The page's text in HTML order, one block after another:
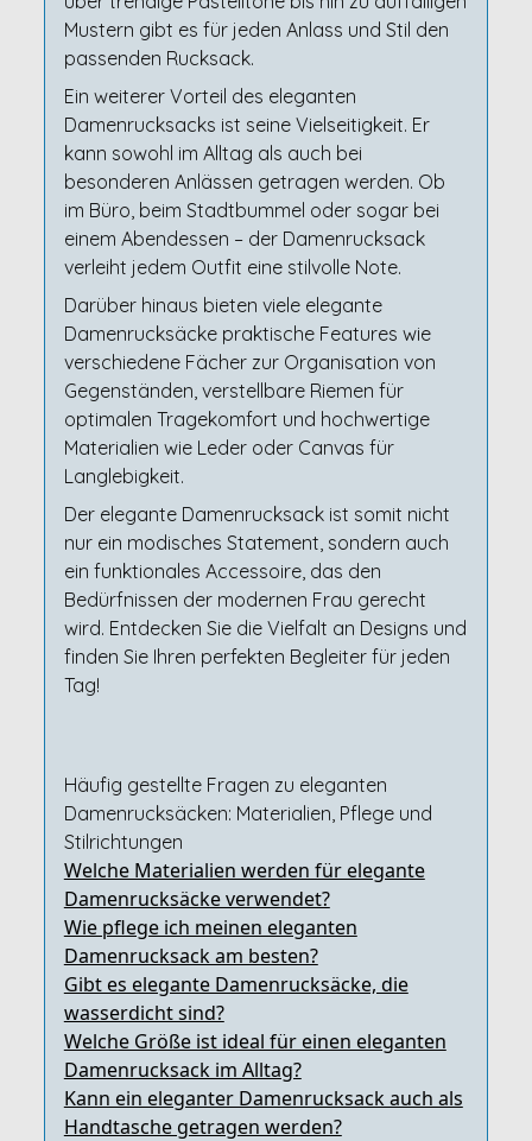
Mustern gibt es für jeden Anlass und Stil den
passenden Rucksack.
Ein weiterer Vorteil des eleganten
Damenrucksacks ist seine Vielseitigkeit. Er
kann sowohl im Alltag als auch bei
besonderen Anlässen getragen werden. Ob
im Büro, beim Stadtbummel oder sogar bei
einem Abendessen – der Damenrucksack
verleiht jedem Outfit eine stilvolle Note.
Darüber hinaus bieten viele elegante
Damenrucksäcke praktische Features wie
verschiedene Fächer zur Organisation von
Gegenständen, verstellbare Riemen für
optimalen Tragekomfort und hochwertige
Materialien wie Leder oder Canvas für
Langlebigkeit.
Der elegante Damenrucksack ist somit nicht
nur ein modisches Statement, sondern auch
ein funktionales Accessoire, das den
Bedürfnissen der modernen Frau gerecht
wird. Entdecken Sie die Vielfalt an Designs und
finden Sie Ihren perfekten Begleiter für jeden
Tag!
Häufig gestellte Fragen zu eleganten
Damenrucksäcken: Materialien, Pflege und
Stilrichtungen
Welche Materialien werden für elegante
Damenrucksäcke verwendet?
Wie pflege ich meinen eleganten
Damenrucksack am besten?
Gibt es elegante Damenrucksäcke, die
wasserdicht sind?
Welche Größe ist ideal für einen eleganten
Damenrucksack im Alltag?
Kann ein eleganter Damenrucksack auch als
Handtasche getragen werden?